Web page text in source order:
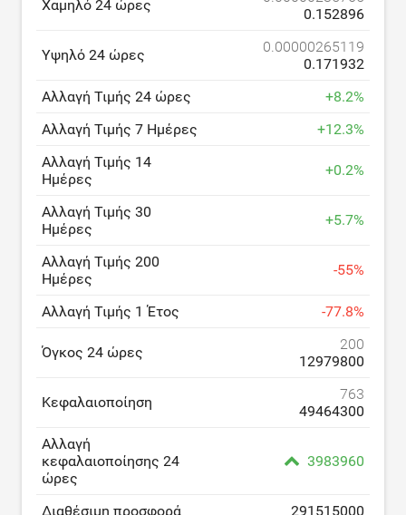
Χαμηλό 24 ώρες
0.152896
Υψηλό 24 ώρες
0.00000265119
0.171932
Αλλαγή Τιμής 24 ώρες
+8.2%
Αλλαγή Τιμής 7 Ημέρες
+12.3%
Αλλαγή Τιμής 14
Ημέρες
+0.2%
Αλλαγή Τιμής 30
Ημέρες
+5.7%
Αλλαγή Τιμής 200
Ημέρες
-55%
Αλλαγή Τιμής 1 Έτος -77.8%
Όγκος 24 ώρες
200
12979800
Κεφαλαιοποίηση
763
49464300
Αλλαγή
κεφαλαιοποίησης 24
ώρες
3983960
Διαθέσιμη προσφορά 291515000